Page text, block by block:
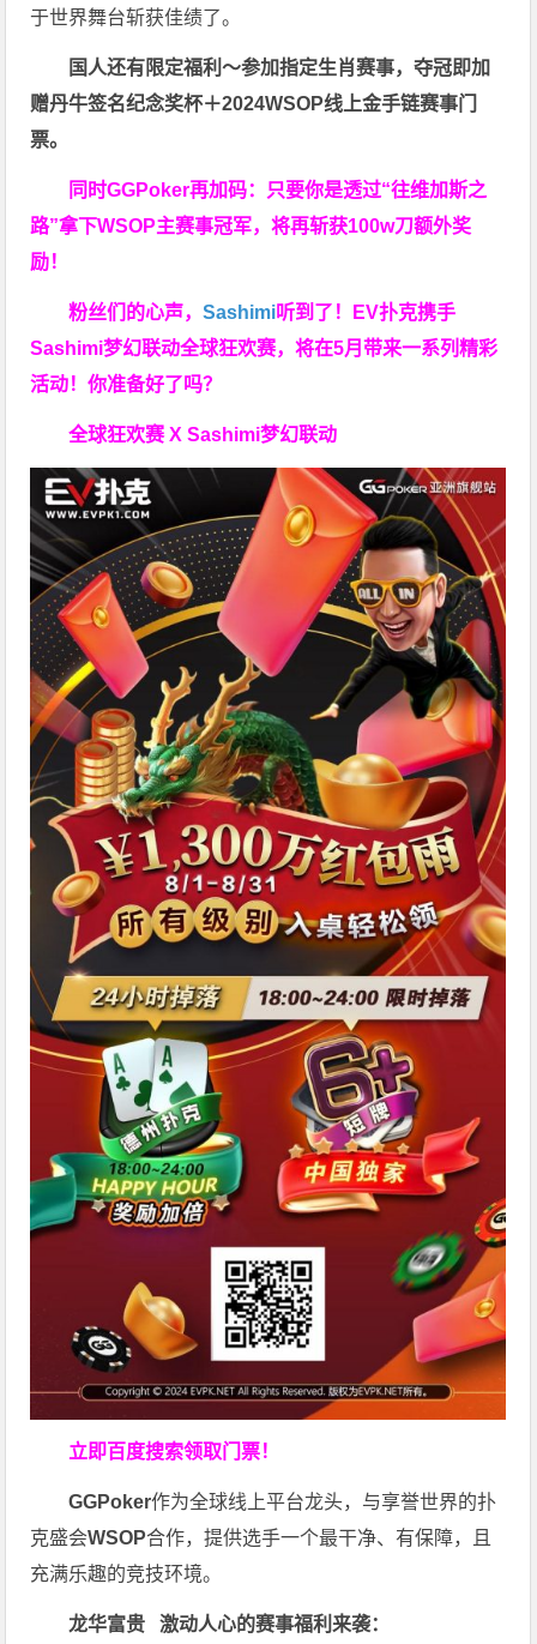
于世界舞台斩获佳绩了。
国人还有限定福利～参加指定生肖赛事，夺冠即加
赠丹牛签名纪念奖杯＋2024WSOP线上金手链赛事门
票。
同时GGPoker再加码：只要你是透过“往维加斯之
路”拿下WSOP主赛事冠军，将再斩获100w刀额外奖
励！
粉丝们的心声，Sashimi听到了！EV扑克携手
Sashimi梦幻联动全球狂欢赛，将在5月带来一系列精彩
活动！你准备好了吗？
全球狂欢赛 X Sashimi梦幻联动
立即百度搜索领取门票！
GGPoker作为全球线上平台龙头，与享誉世界的扑
克盛会WSOP合作，提供选手一个最干净、有保障，且
充满乐趣的竞技环境。
龙华富贵 激动人心的赛事福利来袭：